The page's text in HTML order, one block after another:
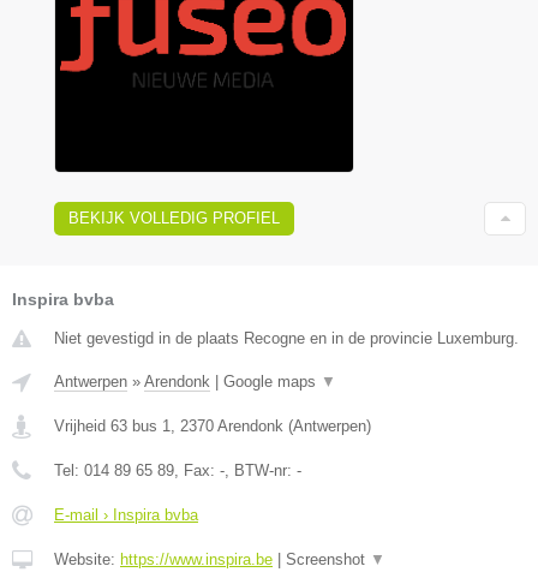
BEKIJK VOLLEDIG PROFIEL
Inspira bvba
Niet gevestigd in de plaats Recogne en in de provincie Luxemburg.
Antwerpen » Arendonk Google maps ▼
Vrijheid 63 bus 1 2370 Arendonk (Antwerpen)
Tel: 014 89 65 89 , Fax: - , BTW-nr: -
E-mail › Inspira bvba
Website: https://www.inspira.be Screenshot ▼